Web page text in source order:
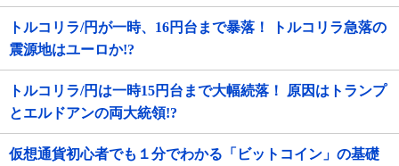
トルコリラ/円が一時、16円台まで暴落！ トルコリラ急落の
震源地はユーロか!?
トルコリラ/円は一時15円台まで大幅続落！ 原因はトランプ
とエルドアンの両大統領!?
仮想通貨初心者でも１分でわかる「ビットコイン」の基礎